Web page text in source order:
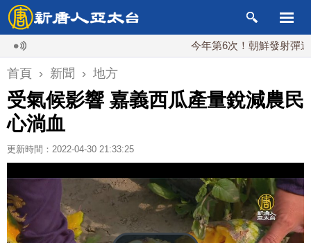
今年第6次！朝鮮發射彈道導彈
首頁 › 新聞 › 地方
受氣候影響 嘉義西瓜產量銳減農民
心淌血
更新時間：2022-04-30 21:33:25